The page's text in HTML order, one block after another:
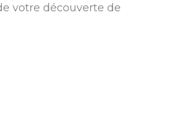
votre découverte de